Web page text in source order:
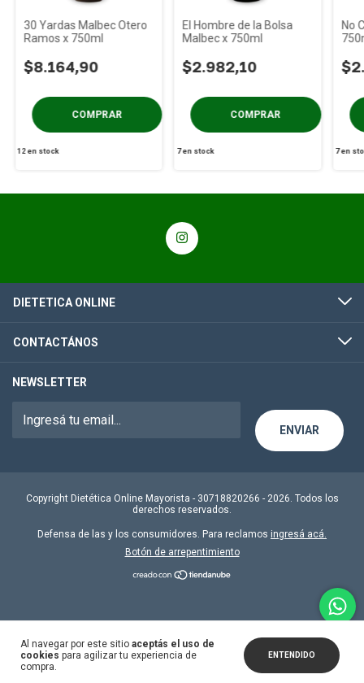
Al navegar por este sitio aceptás el uso de
cookies para agilizar tu experiencia de
compra.
ENTENDIDO
30 Yardas Malbec Otero
Ramos x 750ml
$8.164,90
12en stock
El Hombre de la Bolsa
Malbec x 750ml
$2.982,10
7en stock
No
7en
DIETETICA ONLINE
CONTACTÁNOS
NEWSLETTER
Copyright Dietética Online Mayorista - 30718820266 - 2026. Todos los
derechos reservados.
Defensa de las y los consumidores. Para reclamos ingresá acá.
Botón de arrepentimiento